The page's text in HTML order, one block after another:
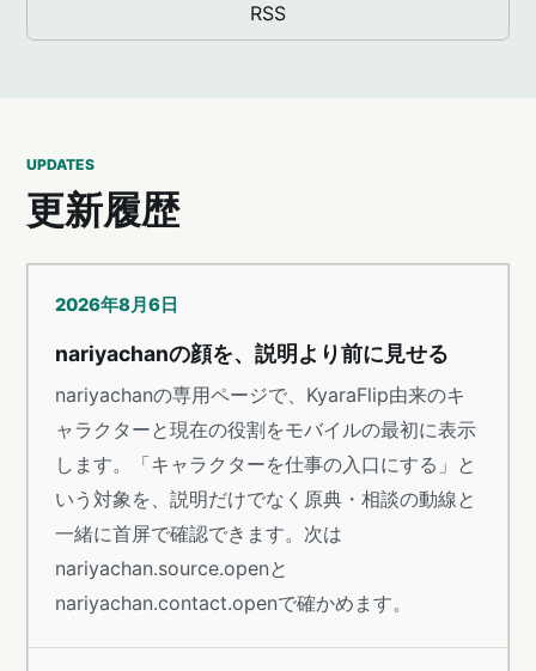
RSS
UPDATES
更新履歴
2026年8月6日
nariyachanの顔を、説明より前に見せる
nariyachanの専用ページで、KyaraFlip由来のキ
ャラクターと現在の役割をモバイルの最初に表示
します。「キャラクターを仕事の入口にする」と
いう対象を、説明だけでなく原典・相談の動線と
一緒に首屏で確認できます。次は
nariyachan.source.openと
nariyachan.contact.openで確かめます。